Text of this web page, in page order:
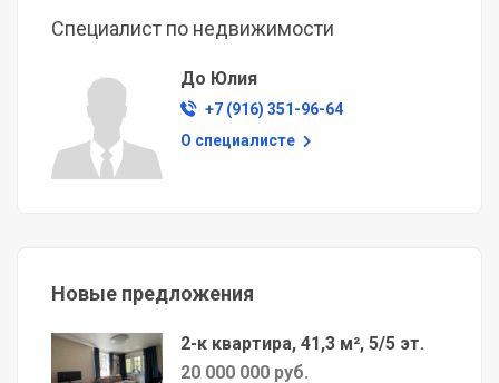
Специалист по недвижимости
До Юлия
+7 (916) 351-96-64
О специалисте
Новые предложения
2-к квартира, 41,3 м², 5/5 эт.
20 000 000 руб.